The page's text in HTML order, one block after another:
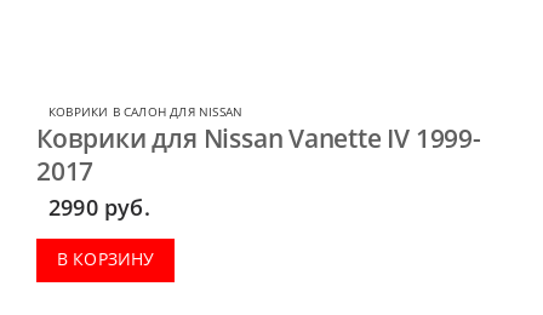
КОВРИКИ В САЛОН ДЛЯ NISSAN
Коврики для Nissan Vanette IV 1999-
2017
2990 руб.
В КОРЗИНУ